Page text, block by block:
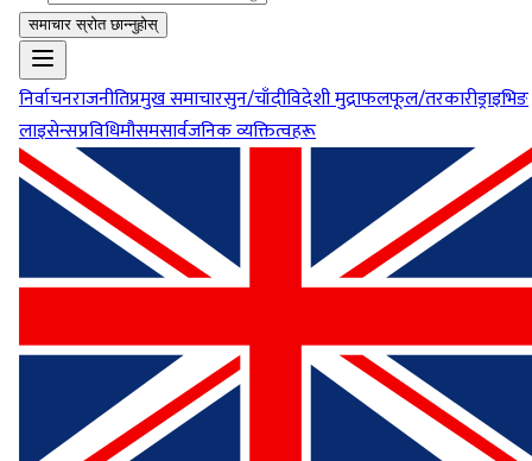
समाचार स्रोत छान्नुहोस्
निर्वाचनराजनीतिप्रमुख समाचारसुन/चाँदीविदेशी मुद्राफलफूल/तरकारीड्राइभिङ
लाइसेन्सप्रविधिमौसमसार्वजनिक व्यक्तित्वहरू